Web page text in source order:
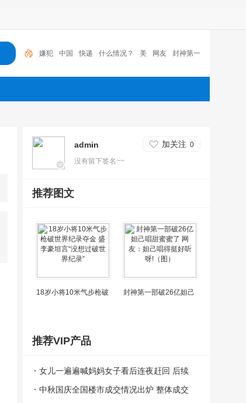
嫌犯 中国 快递 什么情况？ 美 网友 封神第一
部 新闻 女儿 封神 嫌犯
admin 加关注 0
没有留下签名~~
推荐图文
18岁小将10米气步枪破 封神第一部破26亿妲己
推荐VIP产品
女儿一遍遍喊妈妈女子看后连夜赶回 后续
想好好陪孩子！(图）
中秋国庆全国楼市成交情况出炉 整体成交